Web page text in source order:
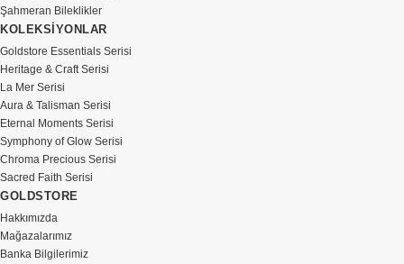
Şahmeran Bileklikler
KOLEKSİYONLAR
Goldstore Essentials Serisi
Heritage & Craft Serisi
La Mer Serisi
Aura & Talisman Serisi
Eternal Moments Serisi
Symphony of Glow Serisi
Chroma Precious Serisi
Sacred Faith Serisi
GOLDSTORE
Hakkımızda
Mağazalarımız
Banka Bilgilerimiz